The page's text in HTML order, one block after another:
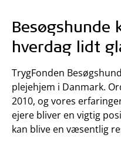
Besøgshunde
hverdag lidt
TrygFonden
plejehjem i Danmark.
2010, og vores
ejere bliver en vigtig
kan blive en væsentlig